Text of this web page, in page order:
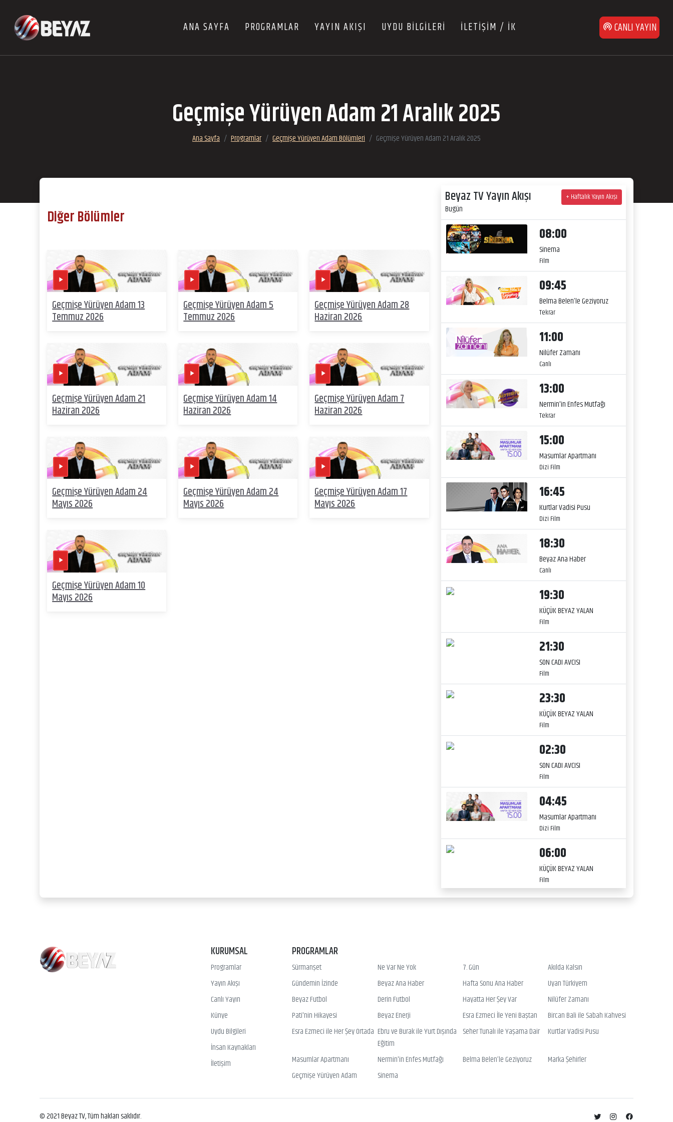
ANA SAYFA PROGRAMLAR YAYIN AKIŞI UYDU BİLGİLERİ İLETİŞİM / İK CANLI YAYIN
Geçmişe Yürüyen Adam 21 Aralık 2025
Ana Sayfa Programlar Geçmişe Yürüyen Adam Bölümleri Geçmişe Yürüyen Adam 21 Aralık 2025
Diğer Bölümler
Geçmişe Yürüyen Adam 13
Temmuz 2026
Geçmişe Yürüyen Adam 5
Temmuz 2026
Geçmişe Yürüyen Adam 28
Haziran 2026
Geçmişe Yürüyen Adam 21
Haziran 2026
Geçmişe Yürüyen Adam 14
Haziran 2026
Geçmişe Yürüyen Adam 7
Haziran 2026
Geçmişe Yürüyen Adam 24
Mayıs 2026
Geçmişe Yürüyen Adam 24
Mayıs 2026
Geçmişe Yürüyen Adam 17
Mayıs 2026
Geçmişe Yürüyen Adam 10
Mayıs 2026
Beyaz TV Yayın Akışı
Bugün
+ Haftalık Yayın Akışı
08:00
Sinema
Film
09:45
Belma Belen’le Geziyoruz
Tekrar
11:00
Nilüfer Zamanı
Canlı
13:00
Nermin'in Enfes Mutfağı
Tekrar
15:00
Masumlar Apartmanı
Dizi Film
16:45
Kurtlar Vadisi Pusu
Dizi Film
18:30
Beyaz Ana Haber
Canlı
19:30
KÜÇÜK BEYAZ YALAN
Film
21:30
SON CADI AVCISI
Film
23:30
KÜÇÜK BEYAZ YALAN
Film
02:30
SON CADI AVCISI
Film
04:45
Masumlar Apartmanı
Dizi Film
06:00
KÜÇÜK BEYAZ YALAN
Film
KURUMSAL
Programlar
Yayın Akışı
Canlı Yayın
Künye
Uydu Bilgileri
İnsan Kaynakları
İletişim
PROGRAMLAR
Sürmanşet Ne Var Ne Yok 7. Gün
Akılda Kalsın
Gündemin İzinde
Beyaz Ana Haber Hafta Sonu Ana Haber
Uyan Türkiyem
Beyaz Futbol
Derin Futbol Hayatta Her Şey Var
Nilüfer Zamanı
Pati'nin Hikayesi
Beyaz Enerji Esra Ezmeci İle Yeni Baştan
Bircan Bali ile Sabah Kahvesi
Esra Ezmeci ile Her Şey Ortada Ebru ve Burak ile Yurt Dışında
Eğitim
Seher Tunalı ile Yaşama Dair Kurtlar Vadisi Pusu
Masumlar Apartmanı Nermin'in Enfes Mutfağı Belma Belen’le Geziyoruz
Marka Şehirler
Geçmişe Yürüyen Adam
Sinema
© 2021 Beyaz TV, Tüm hakları saklıdır.